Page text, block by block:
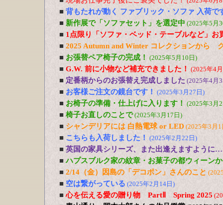
■ 背もたれが動く ファブリック・ソファ 入荷で
■ 新作展で「ソファセット」を選定中 (2025年5月
■ 1点限り「ソファ・ベッド・テーブルなど」お
■ 2025 Autumn and Winter コレクションから
■ お張替ペア椅子の完成！ (2025年5月10日)
■ G.W. 前に小物など補充できました！ (2025年4
■ 定番柄からのお張替え完成しました (2025年4月
■ お客様ご注文の鏡台です！ (2025年3月27日)
■ お椅子の準備・仕上げに入ります！ (2025年3月
■ 椅子お直しのことで(2025年3月17日)
■ シャンデリアには 白熱電球 or LED (2025年3月1
■ こちらも入荷しました！ (2025年2月22日)
■ 英国の家具シリーズ、また出逢えますように…
■ ハプスブルク家の紋章・お菓子の都ウィーン
■ 2/14（金）因島の「デコポン」さんのこと
■ 空は繋がっている (2025年2月14日)
■ 心を伝える愛の贈り物 PartⅡ Spring 2025